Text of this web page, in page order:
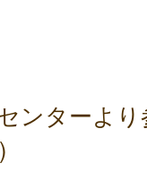
ンターよ